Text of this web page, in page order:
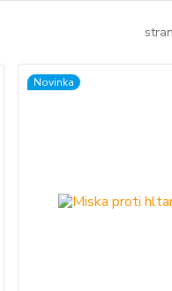
Novinka